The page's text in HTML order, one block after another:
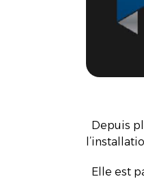
Depuis
Elle est